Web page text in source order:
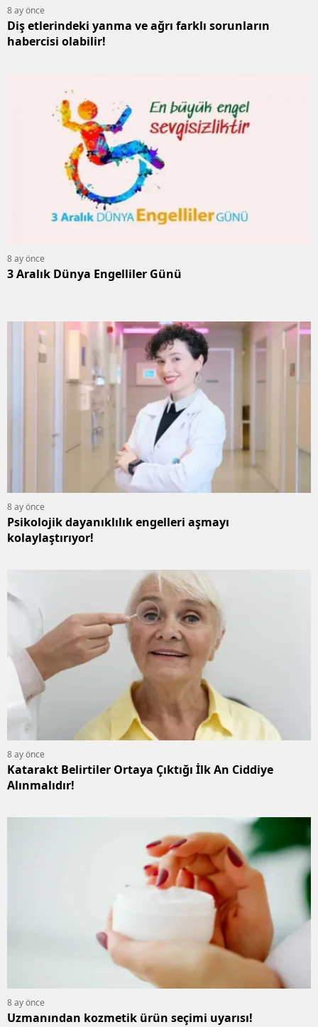
8 ay önce
Diş etlerindeki yanma ve ağrı farklı sorunların
habercisi olabilir!
8 ay önce
3 Aralık Dünya Engelliler Günü
8 ay önce
Psikolojik dayanıklılık engelleri aşmayı
kolaylaştırıyor!
8 ay önce
Katarakt Belirtiler Ortaya Çıktığı İlk An Ciddiye
Alınmalıdır!
8 ay önce
Uzmanından kozmetik ürün seçimi uyarısı!